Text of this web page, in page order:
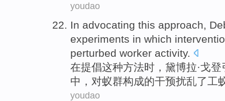
youdao
In advocating this approach,
experiments in which
perturbed worker activity.
在提倡这种方法时 ，黛博拉·戈登
中， 对蚁群构成的干预扰乱了工
youdao